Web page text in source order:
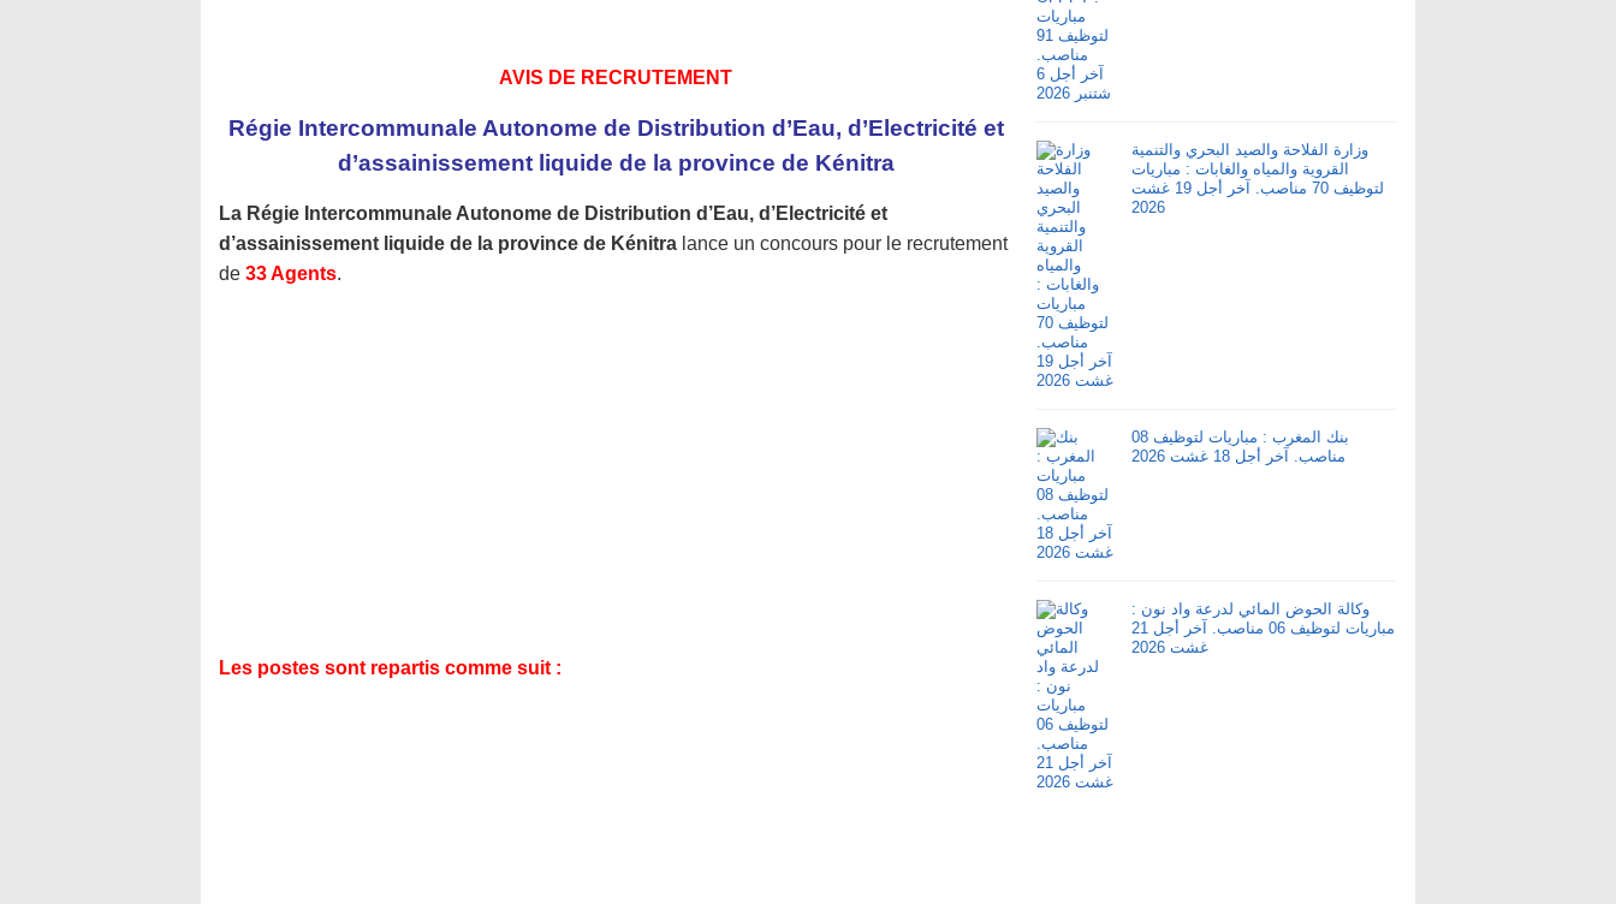
AVIS DE RECRUTEMENT
Régie Intercommunale Autonome de Distribution d’Eau, d’Electricité et
d’assainissement liquide de la province de Kénitra
La Régie Intercommunale Autonome de Distribution d’Eau, d’Electricité et
d’assainissement liquide de la province de Kénitra lance un concours pour le recrutement
de 33 Agents.
Les postes sont repartis comme suit :
وزارة الفلاحة والصيد البحري والتنمية
القروية والمياه والغابات : مباريات
لتوظيف 70 مناصب. آخر أجل 19 غشت
2026
بنك المغرب : مباريات لتوظيف 08
مناصب. آخر أجل 18 غشت 2026
وكالة الحوض المائي لدرعة واد نون :
مباريات لتوظيف 06 مناصب. آخر أجل 21
غشت 2026